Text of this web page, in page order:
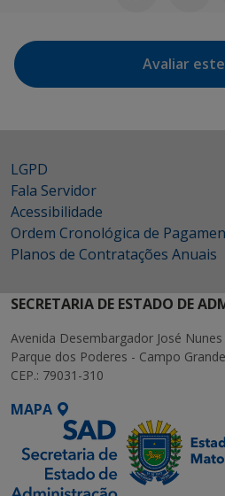
Avaliar
LGPD
Fala Servidor
Acessibilidade
Ordem Cronológica de
Planos de Contratações Anuais
SECRETARIA DE ESTADO DE
Avenida Desembargador José
Parque dos Poderes - Campo
CEP.: 79031-310
MAPA